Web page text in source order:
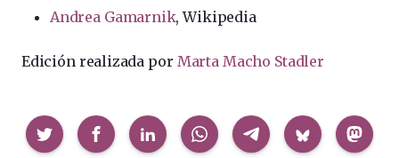
Andrea Gamarnik, Wikipedia
Edición realizada por Marta Macho Stadler
Compartir